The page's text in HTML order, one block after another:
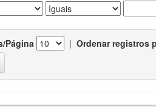
Página | Ordenar registros